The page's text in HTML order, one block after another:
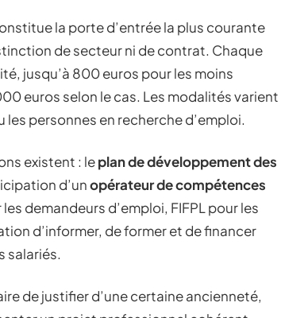
la porte d’entrée la plus courante
de secteur ni de contrat. Chaque
jusqu’à 800 euros pour les moins
euros selon le cas. Les modalités varient
personnes en recherche d’emploi.
existent : leplan de développement des
d’unopérateur de compétences
demandeurs d’emploi, FIFPL pour les
d’informer, de former et de financer
salariés.
de justifier d’une certaine ancienneté,